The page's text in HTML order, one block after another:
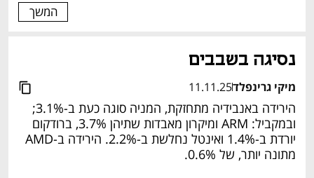
המשך
נסיגה בשבבים
מיקי גרינפלד11.11.25
יורדת ב-1.4% ואינטל נחלשת ב-2.2%. הירידה ב-AMD
מתונה יותר, של 0.6%.